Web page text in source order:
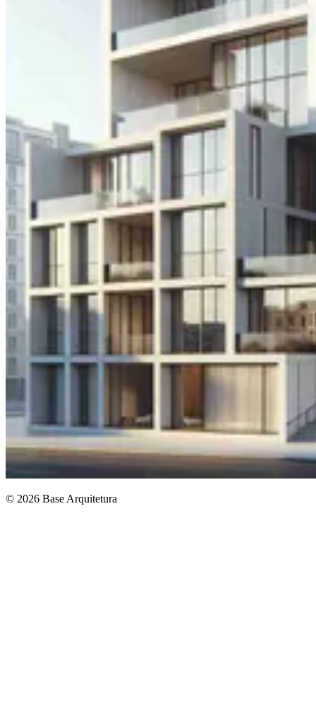
© 2026 Base Arquitetura